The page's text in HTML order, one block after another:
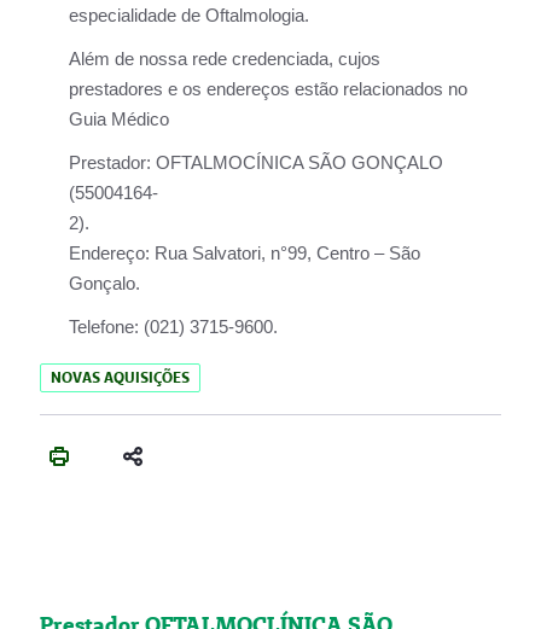
especialidade de Oftalmologia.
Além de nossa rede credenciada, cujos
prestadores e os endereços estão relacionados no
Guia Médico
Prestador: OFTALMOCÍNICA SÃO GONÇALO
(55004164-
2).
Endereço: Rua Salvatori, n°99, Centro – São
Gonçalo.
Telefone: (021) 3715-9600.
NOVAS AQUISIÇÕES